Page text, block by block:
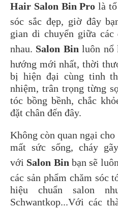
Hair Salon Bin Pro là
sóc sắc đẹp, giờ đây
gian di chuyển giữa
nhau. Salon Bin luôn nổ
hướng mới nhất, thời
bị hiện đại cùng tinh
nhiệm, trân trọng từng
tóc bồng bềnh, chắc
đặt chân đến đây.
Không còn quan ngại
mất sức sống, cháy
với Salon Bin bạn sẽ
các sản phẩm chăm sóc
hiệu chuẩn salon
Schwantkop...Với các